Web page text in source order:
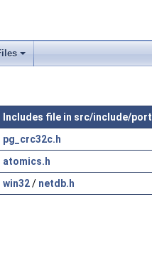
Includes file in src/include/port
pg_crc32c.h
atomics.h
win32/ netdb.h